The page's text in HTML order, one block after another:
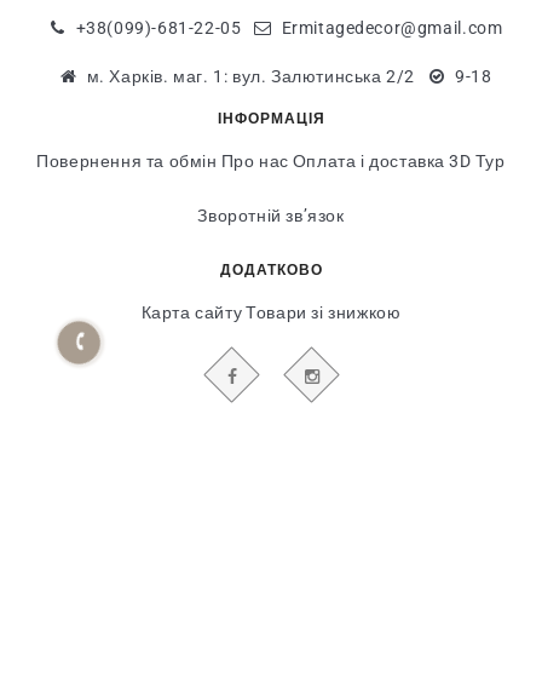
+38(099)-681-22-05 Ermitagedecor@gmail.com
м. Харків. маг. 1: вул. Залютинська 2/2 9-18
ІНФОРМАЦІЯ
Повернення та обмін Про нас Оплата і доставка 3D Тур
Зворотній зв’язок
ДОДАТКОВО
Карта сайту Товари зі знижкою